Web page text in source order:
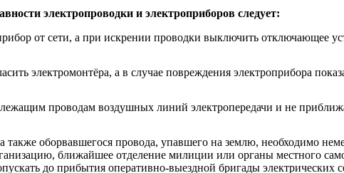
электропроводки и электроприборов следует:
от сети, а при искрении проводки выключить отключающее
электромонтёра, а в случае повреждения электроприбора
проводам воздушных линий электропередачи и не
оборвавшегося провода, упавшего на землю, необходимо
ближайшее отделение милиции или органы местного
до прибытия оперативно-выездной бригады электрических